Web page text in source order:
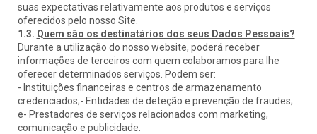
suas expectativas relativamente aos produtos e serviços
oferecidos pelo nosso Site.
1.3. Quem são os destinatários dos seus Dados Pessoais?
Durante a utilização do nosso website, poderá receber
informações de terceiros com quem colaboramos para lhe
oferecer determinados serviços. Podem ser:
- Instituições financeiras e centros de armazenamento
credenciados;- Entidades de deteção e prevenção de fraudes;
e- Prestadores de serviços relacionados com marketing,
comunicação e publicidade.